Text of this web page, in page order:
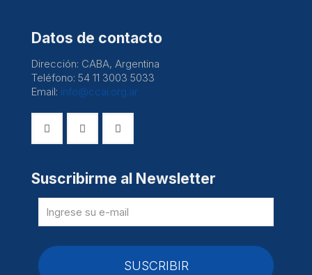
Datos de contacto
Dirección: CABA, Argentina
Teléfono: 54 11 3003 5033
Email: info@ccai.org.ar
Suscribirme al Newsletter